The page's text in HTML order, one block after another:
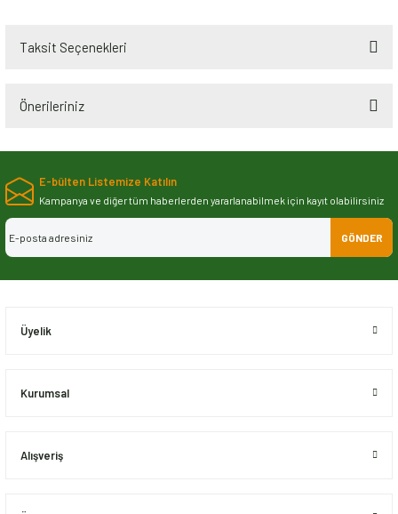
Taksit Seçenekleri
Önerileriniz
Bu ürünün fiyat bilgisi, resim, ürün açıklamalarında ve diğer konularda
iletebilirsiniz.
Görüş ve önerileriniz için teşekkür ederiz.
Ürün resmi kalitesiz, bozuk veya görüntülenemiyor.
E-bülten Listemize Katılın
Kampanya ve diğer tüm haberlerden yararlanabilmek için kayıt olabilirsiniz
GÖNDER
Üyelik
Kurumsal
Alışveriş